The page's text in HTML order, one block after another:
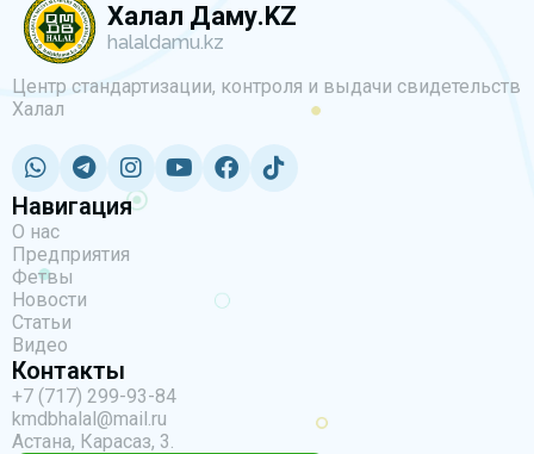
Халал Даму.KZ
halaldamu.kz
Центр стандартизации, контроля и выдачи свидетельств
Халал
Навигация
О нас
Предприятия
Фетвы
Новости
Статьи
Видео
Контакты
+7 (717) 299-93-84
kmdbhalal@mail.ru
Астана, Карасаз, 3.